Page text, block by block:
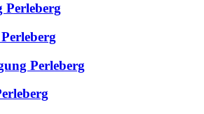
Perleberg
Perleberg